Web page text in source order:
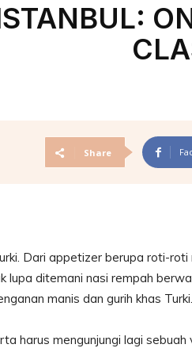
Share
Dari appetizer berupa roti-
lupa ditemani nasi rempah
manis dan gurih khas
harus mengunjungi lagi